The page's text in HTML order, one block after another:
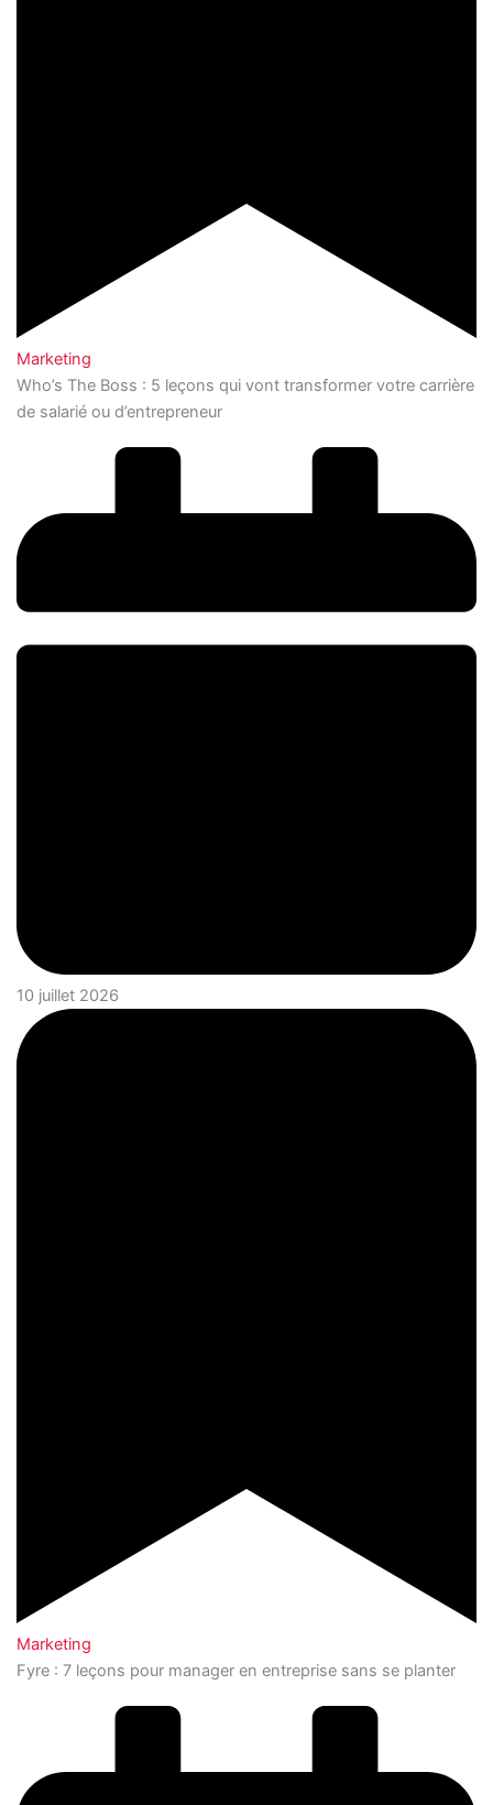
Marketing
Who’s The Boss : 5 leçons qui vont transformer votre carrière
de salarié ou d’entrepreneur
10 juillet 2026
Marketing
Fyre : 7 leçons pour manager en entreprise sans se planter